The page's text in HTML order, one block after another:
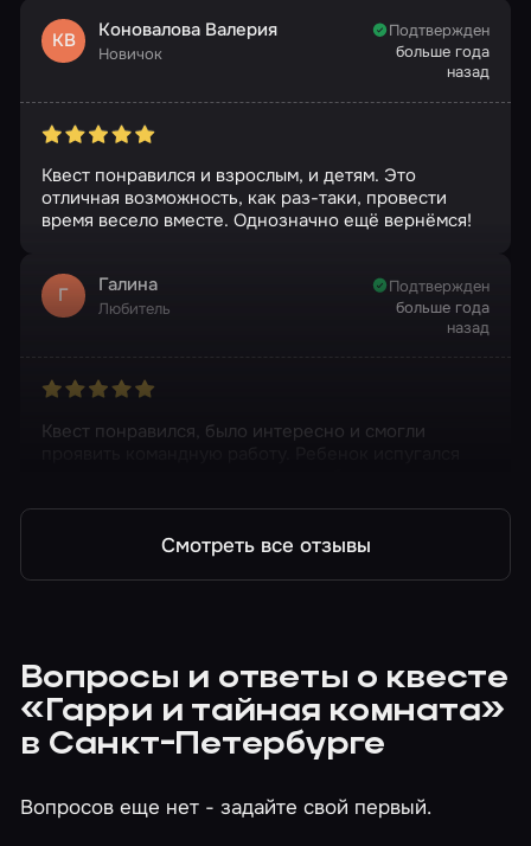
КВ Коновалова Валерия
Новичок
Подтвержден
больше года
назад
Квест понравился и взрослым, и детям. Это
отличная возможность, как раз-таки, провести
время весело вместе. Однозначно ещё вернёмся!
Г Галина
Любитель
Подтвержден
больше года
назад
Квест понравился, было интересно и смогли
Смотреть все отзывы
Вопросы и ответы о квесте
«Гарри и тайная комната»
в Санкт-Петербурге
Вопросов еще нет - задайте свой первый.